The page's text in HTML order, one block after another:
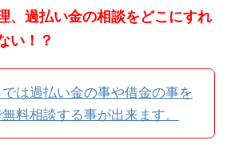
、過払い金の相談をどこにすれ
い！？
では過払い金の事や借金の事を
料相談する事が出来ます。